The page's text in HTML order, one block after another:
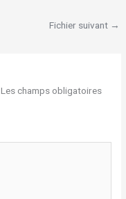
Fichier suivant →
Les champs obligatoires